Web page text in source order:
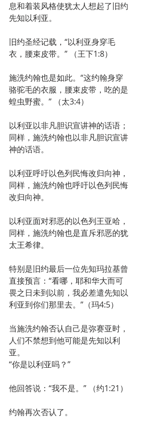
息和着装风格使犹太人想起了旧约
先知以利亚。
旧约圣经记载，“以利亚身穿毛
衣，腰束皮带。” （王下1:8）
施洗约翰也是如此。“这约翰身穿
骆驼毛的衣服，腰束皮带，吃的是
蝗虫野蜜。” （太3:4）
以利亚以非凡胆识宣讲神的话语；
同样，施洗约翰也以非凡胆识宣讲
神的话语。
以利亚呼吁以色列民悔改归向神，
同样，施洗约翰也呼吁以色列民悔
改归向神。
以利亚面对邪恶的以色列王亚哈，
同样，施洗约翰也是直斥邪恶的犹
太王希律。
特别是旧约最后一位先知玛拉基曾
直接预言：“看哪，耶和华大而可
畏之日未到以前，我必差遣先知以
利亚到你们那里去。”（玛4:5）
当施洗约翰否认自己是弥赛亚时，
人们不禁想到他可能是先知以利
亚。
“你是以利亚吗？”
他回答说：“我不是。” （约1:21）
约翰再次否认了。